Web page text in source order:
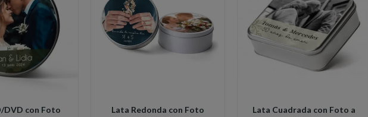
DVD con Foto
Lata Redonda con Foto
Lata Cuadrada con Foto a